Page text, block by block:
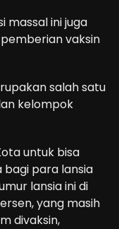
massal ini juga
vaksin
salah satu
kelompok
untuk bisa
para lansia
lansia ini di
yang masih
divaksin,